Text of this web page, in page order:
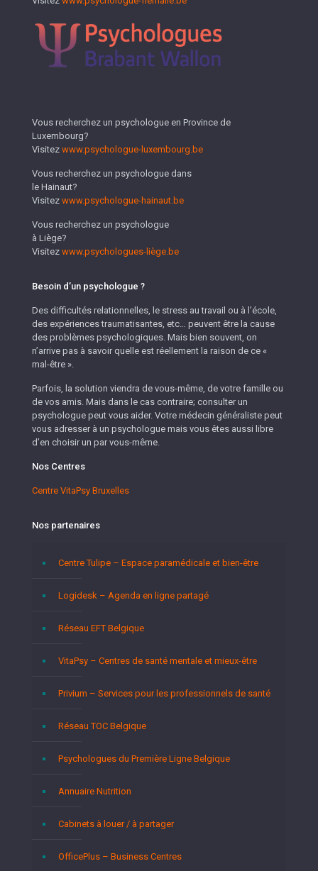
Vous recherchez un psychologue en Province de
Luxembourg?
Visitez www.psychologue-luxembourg.be
Vous recherchez un psychologue dans
le Hainaut?
Visitez www.psychologue-hainaut.be
Vous recherchez un psychologue
à Liège?
Visitez www.psychologues-liège.be
Besoin d’un psychologue ?
Des difficultés relationnelles, le stress au travail ou à l’école,
des expériences traumatisantes, etc… peuvent être la cause
des problèmes psychologiques. Mais bien souvent, on
n’arrive pas à savoir quelle est réellement la raison de ce «
mal-être ».
Parfois, la solution viendra de vous-même, de votre famille ou
de vos amis. Mais dans le cas contraire; consulter un
psychologue peut vous aider. Votre médecin généraliste peut
vous adresser à un psychologue mais vous êtes aussi libre
d’en choisir un par vous-même.
Nos Centres
Centre VitaPsy Bruxelles
Nos partenaires
Centre Tulipe – Espace paramédicale et bien-être
Logidesk – Agenda en ligne partagé
Réseau EFT Belgique
VitaPsy – Centres de santé mentale et mieux-être
Privium – Services pour les professionnels de santé
Réseau TOC Belgique
Psychologues du Première Ligne Belgique
Annuaire Nutrition
Cabinets à louer / à partager
OfficePlus – Business Centres